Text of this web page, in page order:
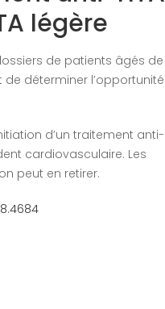
légère
de patients âgés de
déterminer l’opportunité
d’un traitement anti-
cardiovasculaire. Les
peut en retirer.